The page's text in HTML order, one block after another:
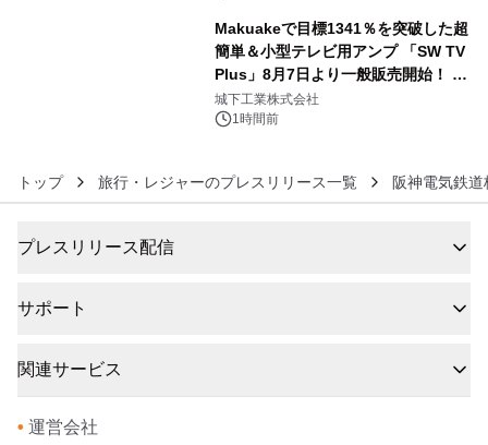
Makuakeで目標1341％を突破した超
簡単＆小型テレビ用アンプ 「SW TV
Plus」8月7日より一般販売開始！ ケ
ーブル1本つなぐだけ、テレビの音が
ぐっと豊かに
城下工業株式会社
1時間前
トップ 旅行・レジャーのプレスリリース一覧 阪神電気鉄道
プレスリリース配信
サポート
関連サービス
• 運営会社